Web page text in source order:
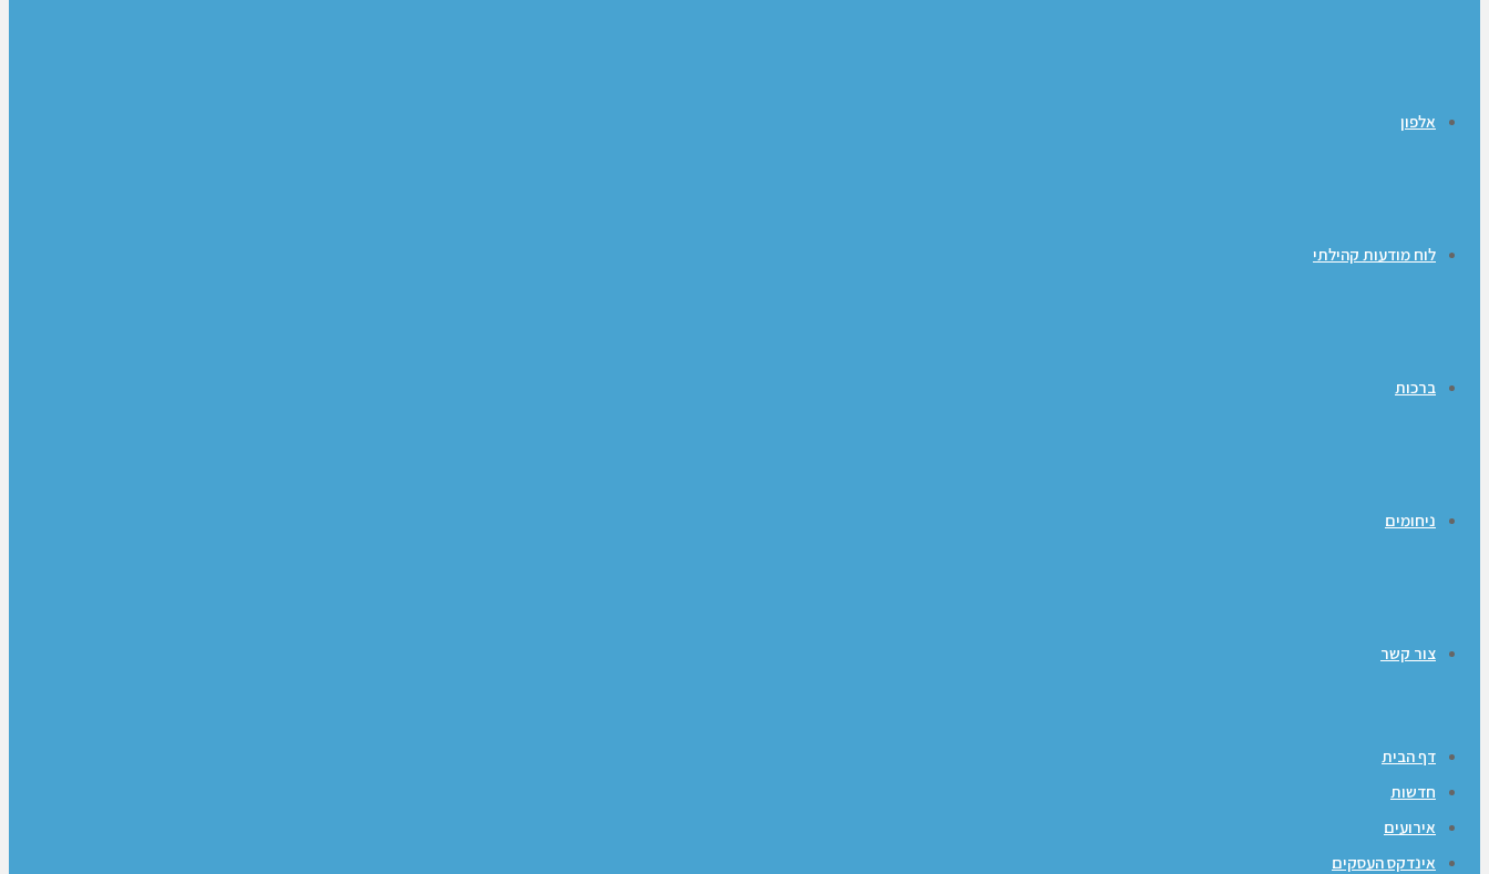
אלפון
לוח מודעות קהילתי
ברכות
ניחומים
צור קשר
דף הבית
חדשות
אירועים
אינדקס העסקים